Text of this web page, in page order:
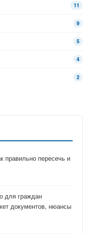
11
9
5
4
2
правильно пересечь и
для граждан
документов, нюансы